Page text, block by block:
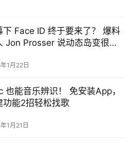
下 Face ID 终于要来了？ 爆料
Jon Prosser 说动态岛变很小
1月22日
也能音乐辨识！ 免安装App，
功能2招轻松找歌
1月21日